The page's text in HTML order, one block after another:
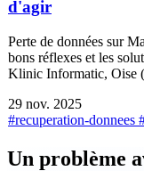
d'agir
Perte de données sur
bons réflexes et les
Klinic Informatic, Oise
29 nov. 2025
#recuperation-donnees
Un problème